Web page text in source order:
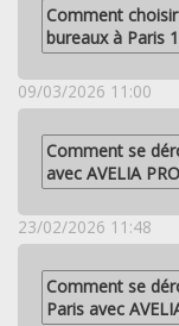
Comment
bureaux à Paris
09/03/2026 11:00
Comment se
avec AVELIA
23/02/2026 11:48
Comment se
Paris avec